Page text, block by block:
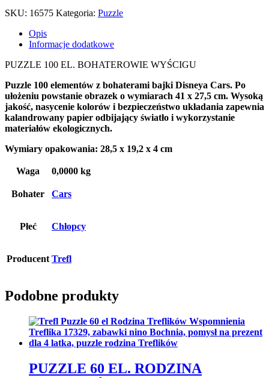
SKU: 16575 Kategoria: Puzzle
Opis
Informacje dodatkowe
PUZZLE 100 EL. BOHATEROWIE WYŚCIGU
Puzzle 100 elementów z bohaterami bajki Disneya Cars. Po
ułożeniu powstanie obrazek o wymiarach 41 x 27,5 cm. Wysoką
jakość, nasycenie kolorów i bezpieczeństwo układania zapewnia
kalandrowany papier odbijający światło i wykorzystanie
materiałów ekologicznych.
Wymiary opakowania: 28,5 x 19,2 x 4 cm
Waga 0,0000 kg
Bohater Cars
Płeć Chłopcy
Producent Trefl
Podobne produkty
PUZZLE 60 EL. RODZINA